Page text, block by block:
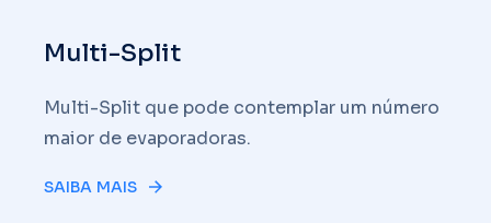
Multi-Split
Multi-Split que pode contemplar um número
maior de evaporadoras.
SAIBA MAIS